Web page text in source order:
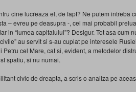
cine lucreaza el, de fapt? Ne putem intreba
– evreu pe deasupra -, cel mai probabil
in “lumea capitalului”? Desigur. Tot asa cum
au servit si s-au cuplat pe interesele
cel Mare, cat si, evident, a metodelor
spatiu, si nu numai.
civic de dreapta, a scris o analiza pe